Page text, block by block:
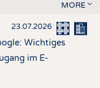
MORE
23.07.2026
Wichtiges
im E-